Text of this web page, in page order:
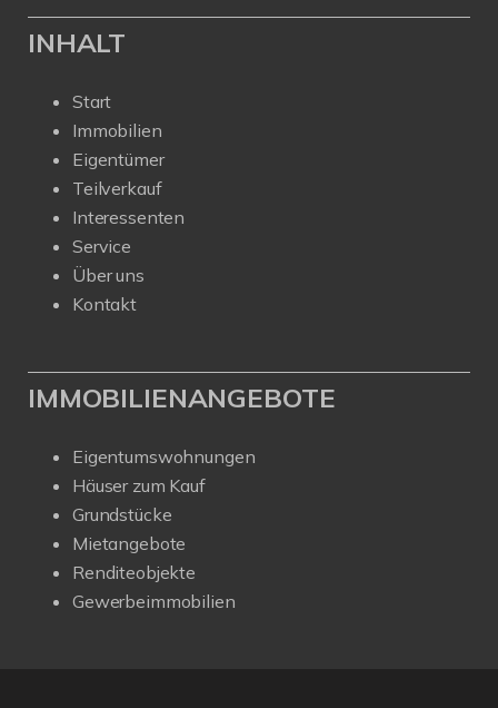
INHALT
Start
Immobilien
Eigentümer
Teilverkauf
Interessenten
Service
Über uns
Kontakt
IMMOBILIENANGEBOTE
Eigentumswohnungen
Häuser zum Kauf
Grundstücke
Mietangebote
Renditeobjekte
Gewerbeimmobilien